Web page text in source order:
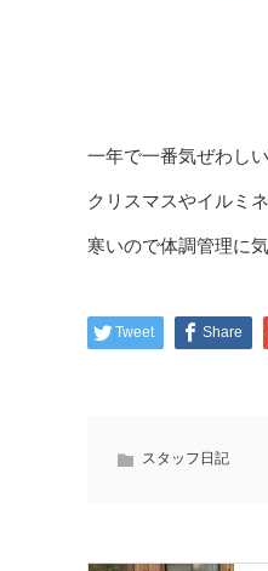
一年で一番気ぜわし
クリスマスやイルミ
寒いので体調管理に
Tweet Share
スタッフ日記